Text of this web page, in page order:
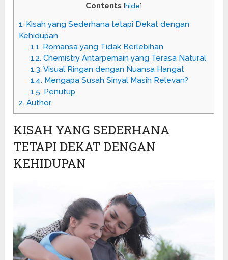
Contents [hide]
1. Kisah yang Sederhana tetapi Dekat dengan
Kehidupan
1.1.Romansa yang Tidak Berlebihan
1.2.Chemistry Antarpemain yang Terasa Natural
1.3.Visual Ringan dengan Nuansa Hangat
1.4.Mengapa Susah Sinyal Masih Relevan?
1.5.Penutup
2. Author
KISAH YANG SEDERHANA
TETAPI DEKAT DENGAN
KEHIDUPAN